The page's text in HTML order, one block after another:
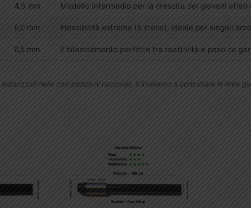
4,5 mm Modello intermedio per la crescita dei giovani atleti
6,0 mm Flessibilità estrema (5 stelle), ideale per singoli
6,5 mm Il bilanciamento perfetto tra reattività e peso da
nelle competizioni nazionali, ti invitiamo a consultare le linee